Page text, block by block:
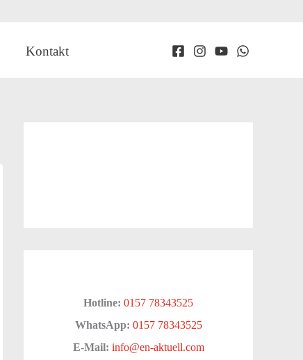
Kontakt
Hotline: 0157 78343525
WhatsApp: 0157 78343525
E-Mail: info@en-aktuell.com